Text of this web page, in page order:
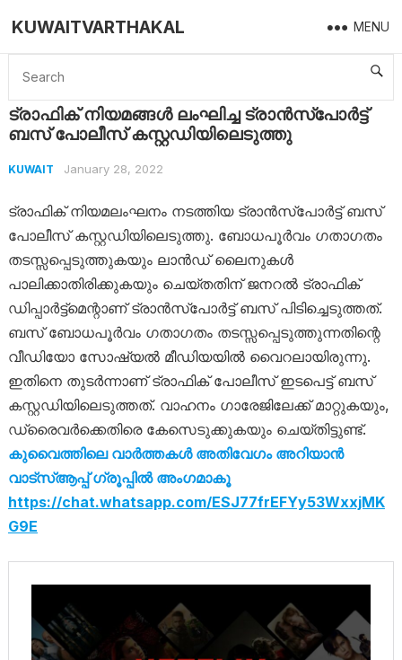
KUWAITVARTHAKAL MENU
Home Kuwait ട്രാഫിക് നിയമങ്ങൾ ലംഘിച്ച ട്രാൻസ്‌പോർട്ട് ബസ് പോലീസ് കസ്റ്റഡിയിലെടുത്തു
ട്രാഫിക് നിയമങ്ങൾ ലംഘിച്ച ട്രാൻസ്‌പോർട്ട്
ബസ് പോലീസ് കസ്റ്റഡിയിലെടുത്തു
KUWAIT January 28, 2022
ട്രാഫിക് നിയമലംഘനം നടത്തിയ ട്രാൻസ്പോർട്ട് ബസ്
പോലീസ് കസ്റ്റഡിയിലെടുത്തു. ബോധപൂർവം ഗതാഗതം
തടസ്സപ്പെടുത്തുകയും ലാൻഡ് ലൈനുകൾ
പാലിക്കാതിരിക്കുകയും ചെയ്‌തതിന് ജനറൽ ട്രാഫിക്
ഡിപ്പാർട്ട്‌മെന്റാണ് ട്രാൻസ്‌പോർട്ട് ബസ് പിടിച്ചെടുത്തത്.
ബസ് ബോധപൂർവം ഗതാഗതം തടസ്സപ്പെടുത്തുന്നതിന്റെ
വീഡിയോ സോഷ്യൽ മീഡിയയിൽ വൈറലായിരുന്നു.
ഇതിനെ തുടർന്നാണ് ട്രാഫിക് പോലീസ് ഇടപെട്ട് ബസ്
കസ്റ്റഡിയിലെടുത്തത്. വാഹനം ഗാരേജിലേക്ക് മാറ്റുകയും,
ഡ്രൈവർക്കെതിരെ കേസെടുക്കുകയും ചെയ്തിട്ടുണ്ട്.
കുവൈത്തിലെ വാർത്തകൾ അതിവേഗം അറിയാൻ
വാട്സ്ആപ്പ് ഗ്രൂപ്പിൽ അംഗമാകൂ
https://chat.whatsapp.com/ESJ77frEFYy53WxxjMK
G9E